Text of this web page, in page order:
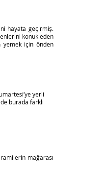
hayata geçirmiş.
konuk eden
yemek için önden
yerli
burada farklı
mağarası